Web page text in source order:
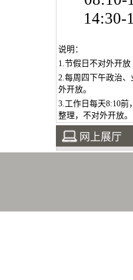
14:30-
说明：
1.节假日不对外开放
2.每周四下午政治
外开放。
3.工作日每天8:10前
整理，不对外开放。
网上展厅